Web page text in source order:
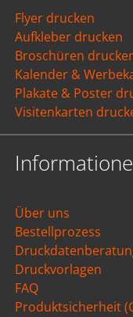
Flyer drucken
Aufkleber drucken
Broschüren
Kalender &
Plakate & Poster
Visitenkarten
Über uns
Bestellprozess
Druckvorlagen
FAQ
Produktsicherheit